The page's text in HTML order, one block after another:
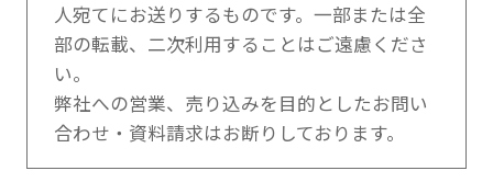
人宛てにお送りするものです。一部または全
部の転載、二次利用することはご遠慮くださ
い。
弊社への営業、売り込みを目的としたお問い
合わせ・資料請求はお断りしております。